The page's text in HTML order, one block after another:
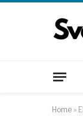
Home »